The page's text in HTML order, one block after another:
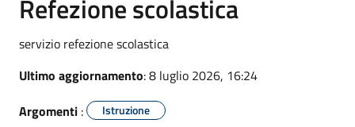
Refezione scolastica
servizio refezione scolastica
Ultimo aggiornamento: 8 luglio 2026, 16:24
Argomenti : Istruzione